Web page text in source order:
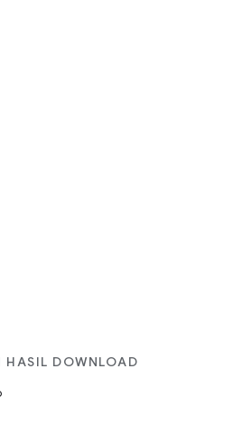
HASIL DOWNLOAD